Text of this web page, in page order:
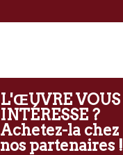
L'ŒUVRE VOUS
INTÉRESSE ?
Achetez-la chez
nos partenaires !